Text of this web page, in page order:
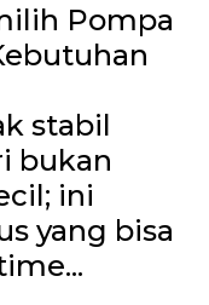
Pompa
stabil
bukan
ini
yang bisa